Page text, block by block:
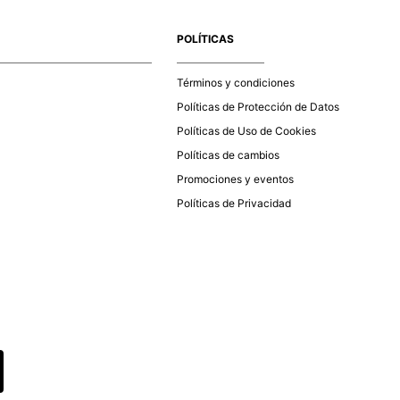
puedes ingresar al menú de “Mi cuenta - Mis Pedidos” en
POLÍTICAS
Términos y condiciones
Políticas de Protección de Datos
Políticas de Uso de Cookies
Políticas de cambios
Promociones y eventos
Políticas de Privacidad